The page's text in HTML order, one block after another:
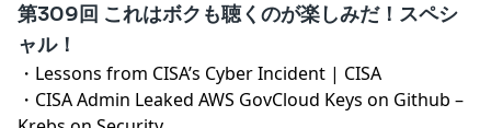
第309回 これはボクも聴くのが楽しみだ！スペシ
ャル！
・ Lessons from CISA’s Cyber Incident | CISA
・ CISA Admin Leaked AWS GovCloud Keys on Github –